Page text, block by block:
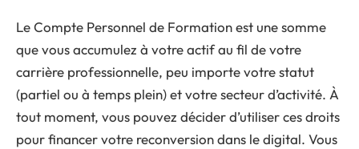
Le Compte Personnel de Formation est une somme
que vous accumulez à votre actif au fil de votre
carrière professionnelle, peu importe votre statut
(partiel ou à temps plein) et votre secteur d’activité. À
tout moment, vous pouvez décider d’utiliser ces droits
pour financer votre reconversion dans le digital. Vous